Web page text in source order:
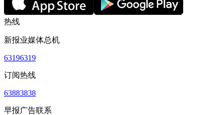
热线
新报业媒体总机
63196319
订阅热线
63883838
早报广告联系